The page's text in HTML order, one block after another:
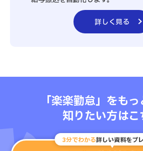
詳しく見る
「楽楽勤怠」をも
知りたい方はこ
3分でわかる詳しい資料をプ